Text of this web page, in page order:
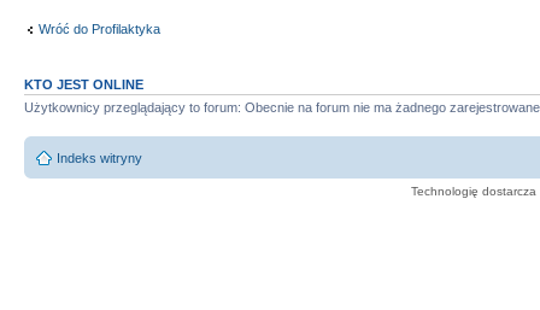
Wróć do Profilaktyka
KTO JEST ONLINE
Użytkownicy przeglądający to forum: Obecnie na forum nie ma żadnego
Indeks witryny
Technologię dostarcza